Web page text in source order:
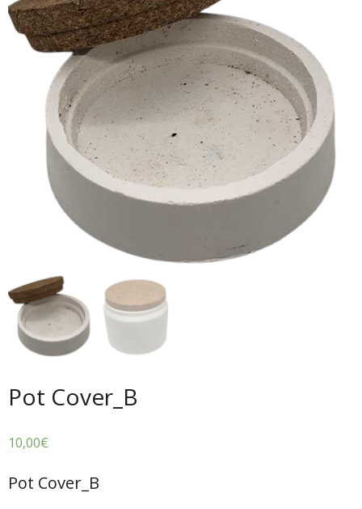
Pot Cover_B
10,00€
Pot Cover_B